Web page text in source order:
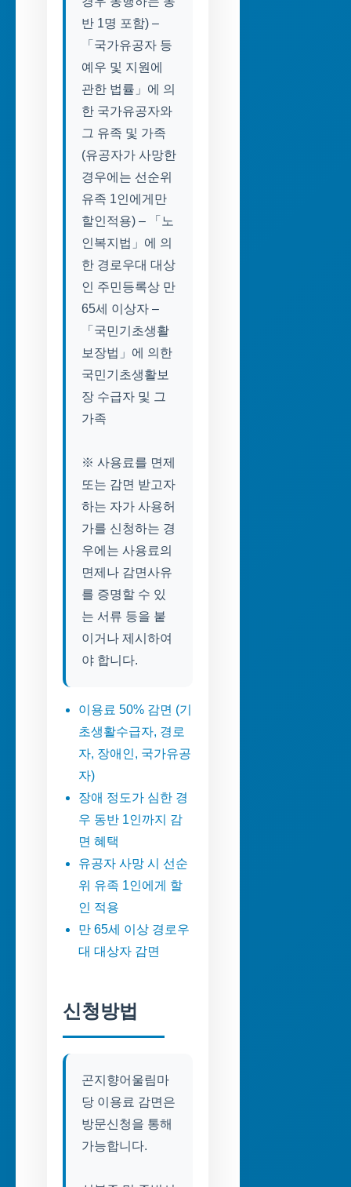
반 1명 포함) –
「국가유공자 등
예우 및 지원에
관한 법률」에 의
한 국가유공자와
그 유족 및 가족
(유공자가 사망한
경우에는 선순위
유족 1인에게만
할인적용) – 「노
인복지법」에 의
한 경로우대 대상
인 주민등록상 만
65세 이상자 –
「국민기초생활
보장법」에 의한
국민기초생활보
장 수급자 및 그
가족
※ 사용료를 면제
또는 감면 받고자
하는 자가 사용허
가를 신청하는 경
우에는 사용료의
면제나 감면사유
를 증명할 수 있
는 서류 등을 붙
이거나 제시하여
야 합니다.
이용료 50% 감면 (기
초생활수급자, 경로
자, 장애인, 국가유공
자)
장애 정도가 심한 경
우 동반 1인까지 감
면 혜택
유공자 사망 시 선순
위 유족 1인에게 할
인 적용
만 65세 이상 경로우
대 대상자 감면
신청방법
곤지향어울림마
당 이용료 감면은
방문신청을 통해
가능합니다.